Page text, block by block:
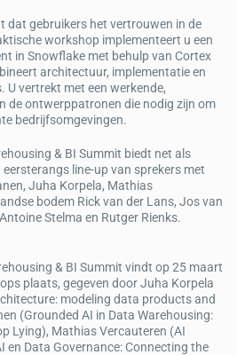
dat gebruikers het vertrouwen in de
workshop implementeert u een
in Snowflake met behulp van Cortex
architectuur, implementatie en
vertrekt met een werkende,
de ontwerppatronen die nodig zijn om
bedrijfsomgevingen.
& BI Summit biedt net als
line-up van sprekers met
Juha Korpela, Mathias
bodem Rick van der Lans, Jos van
Stelma en Rutger Rienks.
& BI Summit vindt op 25 maart
plaats, gegeven door Juha Korpela
modeling data products and
(Grounded AI in Data Warehousing:
Lying), Mathias Vercauteren (AI
en Data Governance: Connecting the